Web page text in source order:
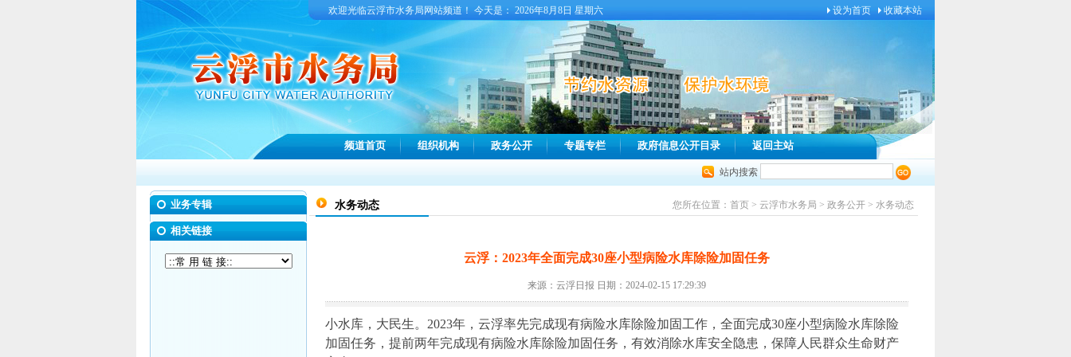
设为首页 收藏本站
欢迎光临云浮市水务局网站频道！ 今天是： 2026年8月8日 星期六
频道首页 组织机构 政务公开 专题专栏 政府信息公开目录 返回主站
站内搜索
业务专辑
相关链接
水务动态 您所在位置： 首页 > 云浮市水务局 > 政务公开 > 水务动态
云浮：2023年全面完成30座小型病险水库除险加固任务
来源：云浮日报 日期：2024-02-15 17:29:39
小水库，大民生。2023年，云浮率先完成现有病险水库除险加固工作，全面完成30座小型病险水库除险
加固任务，提前两年完成现有病险水库除险加固任务，有效消除水库安全隐患，保障人民群众生命财产